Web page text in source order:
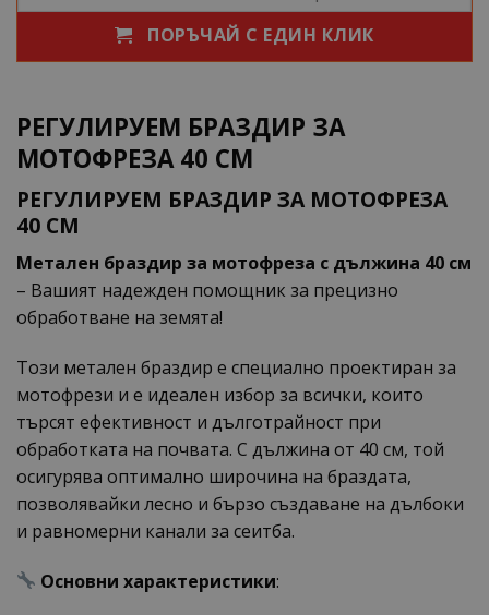
ПОРЪЧАЙ С ЕДИН КЛИК
РЕГУЛИРУЕМ БРАЗДИР ЗА
МОТОФРЕЗА 40 СМ
РЕГУЛИРУЕМ БРАЗДИР ЗА МОТОФРЕЗА
40 СМ
Метален браздир за мотофреза с дължина 40 см
– Вашият надежден помощник за прецизно
обработване на земята!
Този метален браздир е специално проектиран за
мотофрези и е идеален избор за всички, които
търсят ефективност и дълготрайност при
обработката на почвата. С дължина от 40 см, той
осигурява оптимално широчина на браздата,
позволявайки лесно и бързо създаване на дълбоки
и равномерни канали за сеитба.
Основни характеристики: